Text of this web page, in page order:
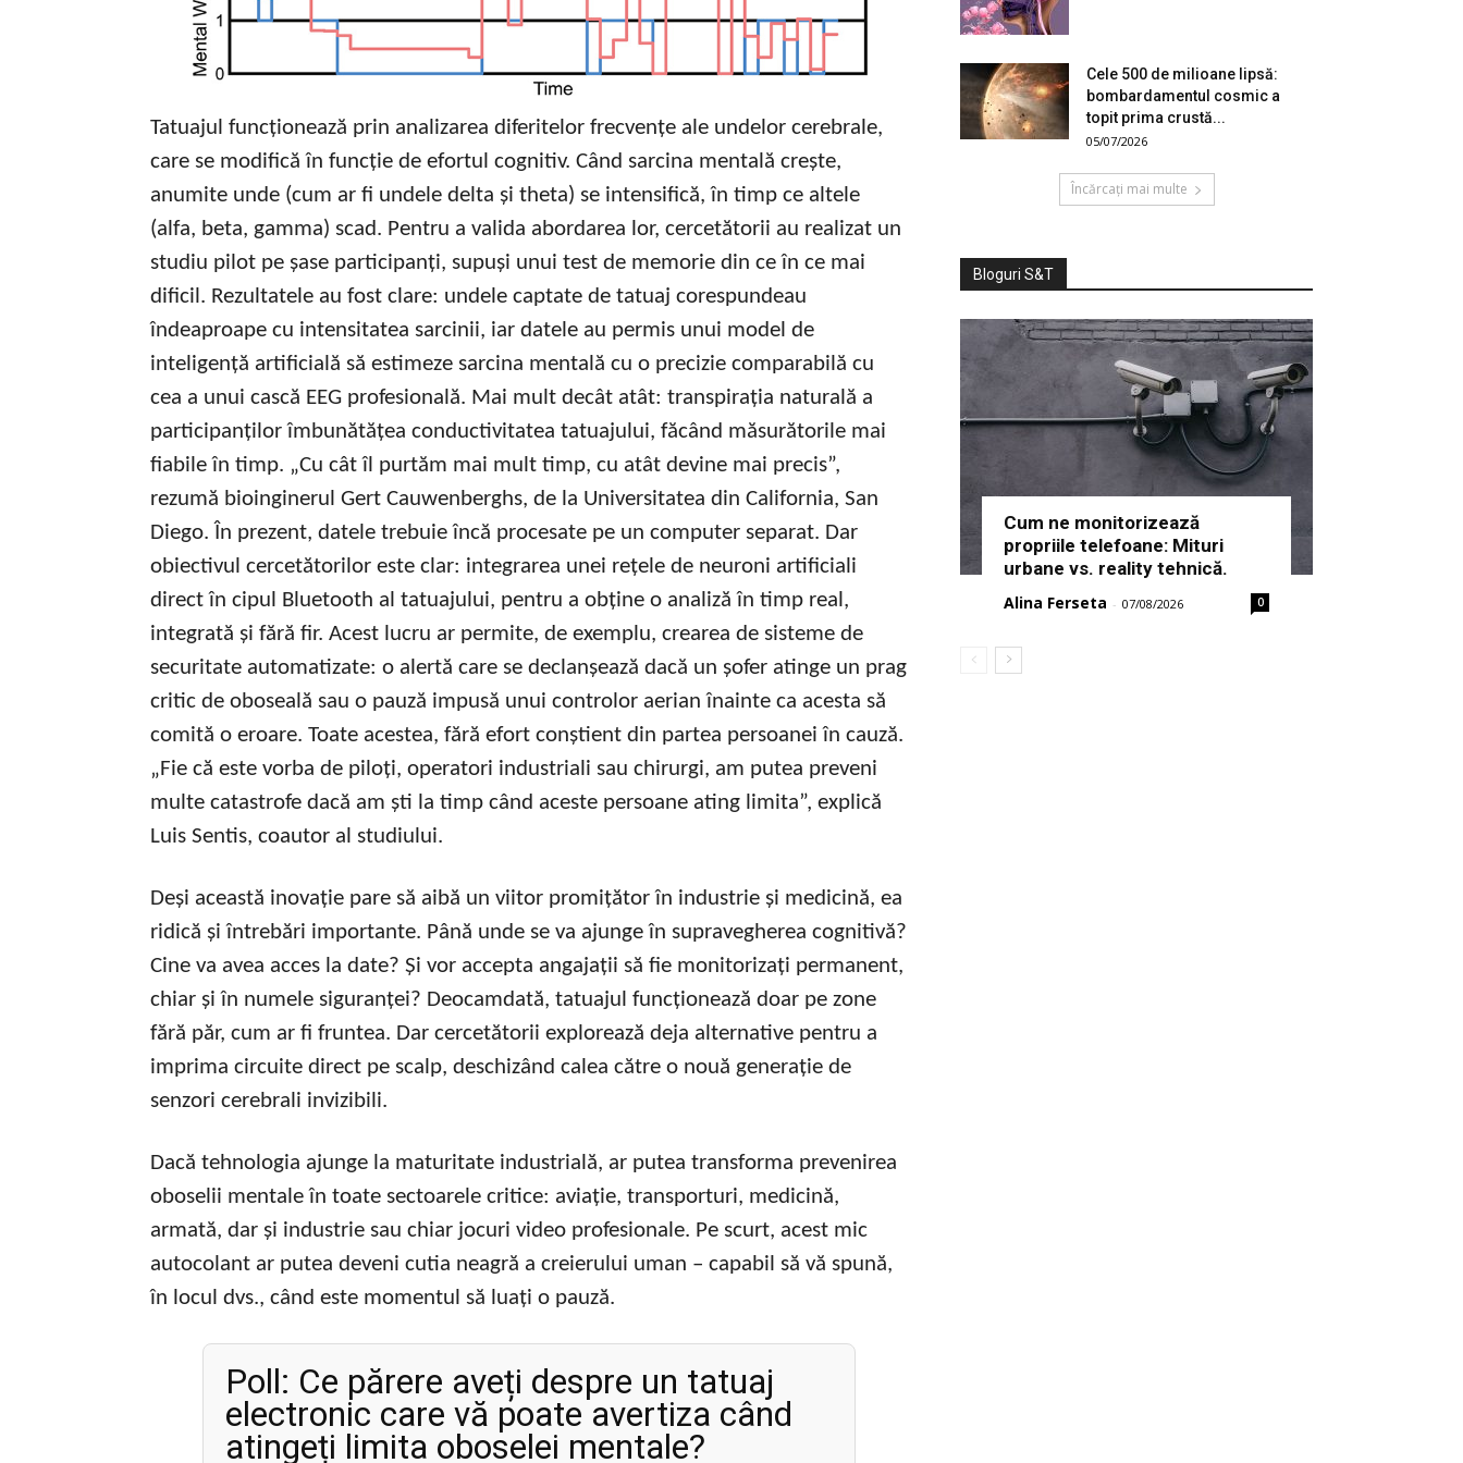
Tatuajul funcționează prin analizarea diferitelor frecvențe ale undelor cerebrale,
care se modifică în funcție de efortul cognitiv. Când sarcina mentală crește,
anumite unde (cum ar fi undele delta și theta) se intensifică, în timp ce altele
(alfa, beta, gamma) scad. Pentru a valida abordarea lor, cercetătorii au realizat un
studiu pilot pe șase participanți, supuși unui test de memorie din ce în ce mai
dificil. Rezultatele au fost clare: undele captate de tatuaj corespundeau
îndeaproape cu intensitatea sarcinii, iar datele au permis unui model de
inteligență artificială să estimeze sarcina mentală cu o precizie comparabilă cu
cea a unui cască EEG profesională. Mai mult decât atât: transpirația naturală a
participanților îmbunătățea conductivitatea tatuajului, făcând măsurătorile mai
fiabile în timp. „Cu cât îl purtăm mai mult timp, cu atât devine mai precis”,
rezumă bioinginerul Gert Cauwenberghs, de la Universitatea din California, San
Diego. În prezent, datele trebuie încă procesate pe un computer separat. Dar
obiectivul cercetătorilor este clar: integrarea unei rețele de neuroni artificiali
direct în cipul Bluetooth al tatuajului, pentru a obține o analiză în timp real,
integrată și fără fir. Acest lucru ar permite, de exemplu, crearea de sisteme de
securitate automatizate: o alertă care se declanșează dacă un șofer atinge un prag
critic de oboseală sau o pauză impusă unui controlor aerian înainte ca acesta să
comită o eroare. Toate acestea, fără efort conștient din partea persoanei în cauză.
„Fie că este vorba de piloți, operatori industriali sau chirurgi, am putea preveni
multe catastrofe dacă am ști la timp când aceste persoane ating limita”, explică
Luis Sentis, coautor al studiului.
Deși această inovație pare să aibă un viitor promițător în industrie și medicină, ea
ridică și întrebări importante. Până unde se va ajunge în supravegherea cognitivă?
Cine va avea acces la date? Și vor accepta angajații să fie monitorizați permanent,
chiar și în numele siguranței? Deocamdată, tatuajul funcționează doar pe zone
fără păr, cum ar fi fruntea. Dar cercetătorii explorează deja alternative pentru a
imprima circuite direct pe scalp, deschizând calea către o nouă generație de
senzori cerebrali invizibili.
Dacă tehnologia ajunge la maturitate industrială, ar putea transforma prevenirea
oboselii mentale în toate sectoarele critice: aviație, transporturi, medicină,
armată, dar și industrie sau chiar jocuri video profesionale. Pe scurt, acest mic
autocolant ar putea deveni cutia neagră a creierului uman – capabil să vă spună,
în locul dvs., când este momentul să luați o pauză.
Poll: Ce părere aveți despre un tatuaj
electronic care vă poate avertiza când
atingeți limita oboselei mentale?
Cele 500 de milioane lipsă:
bombardamentul cosmic a
topit prima crustă...
05/07/2026
Încărcați mai multe
Bloguri S&T
Cum ne monitorizează
propriile telefoane: Mituri
urbane vs. reality tehnică.
Alina Ferseta - 07/08/2026 0